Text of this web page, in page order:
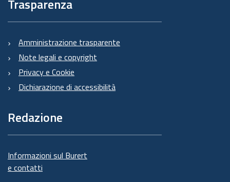
Trasparenza
Amministrazione trasparente
Note legali e copyright
Privacy e Cookie
Dichiarazione di accessibilità
Redazione
Informazioni sul Burert
e contatti